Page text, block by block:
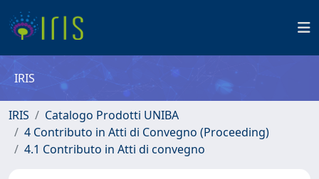
IRIS
IRIS
Catalogo Prodotti UNIBA
4 Contributo in Atti di Convegno (Proceeding)
4.1 Contributo in Atti di convegno